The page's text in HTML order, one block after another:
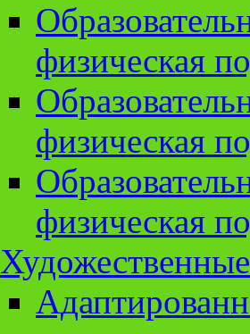
физическая
физическая
физическая
Художественные